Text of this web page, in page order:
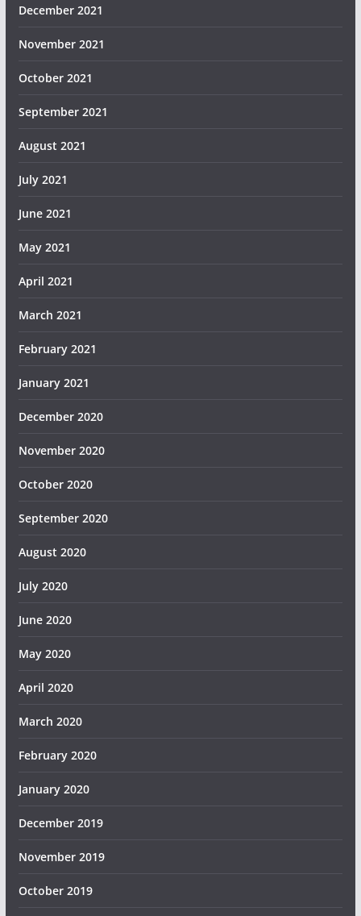
December 2021
November 2021
October 2021
September 2021
August 2021
July 2021
June 2021
May 2021
April 2021
March 2021
February 2021
January 2021
December 2020
November 2020
October 2020
September 2020
August 2020
July 2020
June 2020
May 2020
April 2020
March 2020
February 2020
January 2020
December 2019
November 2019
October 2019